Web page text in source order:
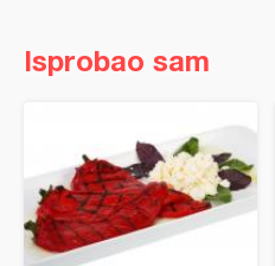
Isprobao sam